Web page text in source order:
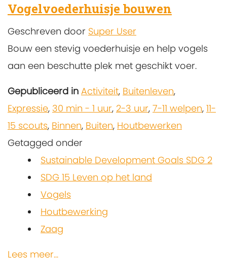
Vogelvoederhuisje bouwen
Geschreven door Super User
Bouw een stevig voederhuisje en help vogels
aan een beschutte plek met geschikt voer.
Gepubliceerd in Activiteit, Buitenleven,
Expressie, 30 min - 1 uur, 2-3 uur, 7-11 welpen, 11-
15 scouts, Binnen, Buiten, Houtbewerken
Getagged onder
Sustainable Development Goals SDG 2
SDG 15 Leven op het land
Vogels
Houtbewerking
Zaag
Lees meer...